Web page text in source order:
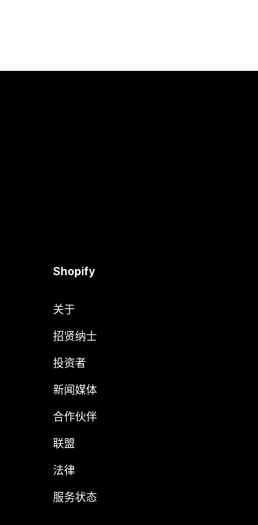
Shopify
关于
招贤纳士
投资者
新闻媒体
合作伙伴
联盟
法律
服务状态